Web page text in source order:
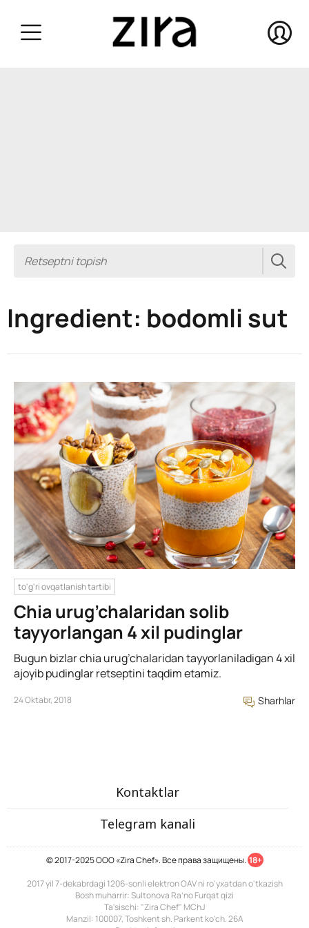
Ingredient: bodomli sut
to'g'ri ovqatlanish tartibi
Chia urug’chalaridan solib
tayyorlangan 4 xil pudinglar
Bugun bizlar chia urug’chalaridan tayyorlaniladigan 4 xil
ajoyib pudinglar retseptini taqdim etamiz.
24 Oktabr, 2018 Sharhlar
Kontaktlar
Telegram kanali
© 2017-2025 ООО «Zira Chef». Все права защищены. 18+
2017 yil 7-dekabrdagi 1206-sonli elektron OAV ni ro'yxatdan o'tkazish
Bosh muharrir: Sultonova Ra’no Furqat qizi
Ta'sischi: "Zira Chef" MChJ
Manzil: 100007, Toshkent sh. Parkent ko'ch. 26A